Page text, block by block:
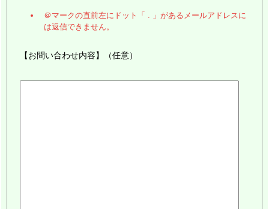
＠マークの直前左にドット「 . 」があるメールアドレスに
は返信できません。
【お問い合わせ内容】（任意）